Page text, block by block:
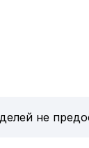
не